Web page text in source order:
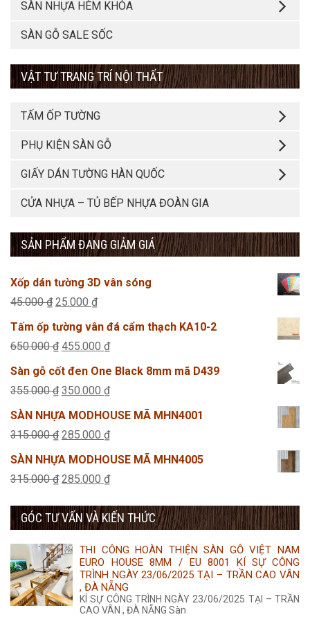
SÀN NHỰA HÈM KHÓA
SÀN GỖ SALE SỐC
VẬT TƯ TRANG TRÍ NỘI THẤT
TẤM ỐP TƯỜNG
PHỤ KIỆN SÀN GỖ
GIẤY DÁN TƯỜNG HÀN QUỐC
CỬA NHỰA – TỦ BẾP NHỰA ĐOÀN GIA
SẢN PHẨM ĐANG GIẢM GIÁ
Xốp dán tường 3D vân sóng
45.000₫ Giá
gốc
là:
25.000 ₫Giá
hiện
tại
25.000 ₫.
Tấm ốp tường vân đá cẩm thạch KA10-2
650.000₫ Giá
gốc
là:
455.000 ₫Giá
hiện
tại
455.000 ₫.
Sàn gỗ cốt đen One Black 8mm mã D439
355.000₫ Giá
gốc
là:
350.000 ₫Giá
hiện
tại
350.000 ₫.
SÀN NHỰA MODHOUSE MÃ MHN4001
315.000₫ Giá
gốc
là:
285.000 ₫Giá
hiện
tại
285.000 ₫.
SÀN NHỰA MODHOUSE MÃ MHN4005
315.000₫ Giá
là:
285.000 ₫Giá
tại
285.000 ₫.
GÓC TƯ VẤN VÀ KIẾN THỨC
THI CÔNG HOÀN THIỆN SÀN GỖ VIỆT NAM
EURO HOUSE 8MM / EU 8001 KÍ SỰ CÔNG
TRÌNH NGÀY 23/06/2025 TẠI – TRẦN CAO VÂN
, ĐÀ NẴNG
KÍ SỰ CÔNG TRÌNH NGÀY 23/06/2025 TẠI – TRẦN
CAO VÂN , ĐÀ NẴNG Sàn